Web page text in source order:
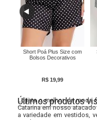
Short Poá Plus Size com
Bolsos Decorativos
R$ 19,99
Últimos produtos
Lojista o melhor da moda
Catarina em nosso
a variedade em vestidos,